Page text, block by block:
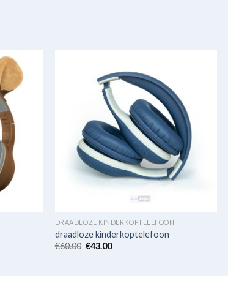
DRAADLOZE KINDERKOPTELEFOON
draadloze kinderkoptelefoon
€60.00 €43.00